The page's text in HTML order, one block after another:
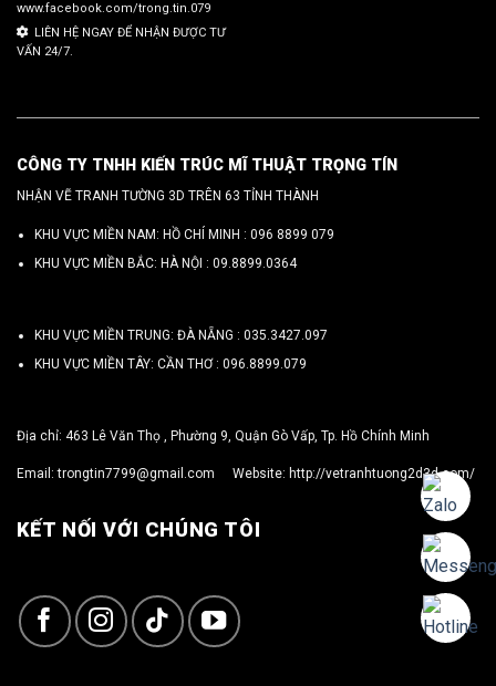
www.facebook.com/trong.tin.079
LIÊN HỆ NGAY ĐỂ NHẬN ĐƯỢC TƯ
VẤN 24/7.
CÔNG TY TNHH KIẾN TRÚC MĨ THUẬT TRỌNG TÍN
NHẬN VẼ TRANH TƯỜNG 3D TRÊN 63 TỈNH THÀNH
KHU VỰC MIỀN NAM: HỒ CHÍ MINH : 096 8899 079
KHU VỰC MIỀN BẮC: HÀ NỘI : 09.8899.0364
KHU VỰC MIỀN TRUNG: ĐÀ NẴNG : 035.3427.097
KHU VỰC MIỀN TÂY: CẦN THƠ : 096.8899.079
Địa chỉ: 463 Lê Văn Thọ , Phường 9, Quận Gò Vấp, Tp. Hồ Chính Minh
Email:trongtin7799@gmail.com Website: http://vetranhtuong2d3d.com/
KẾT NỐI VỚI CHÚNG TÔI